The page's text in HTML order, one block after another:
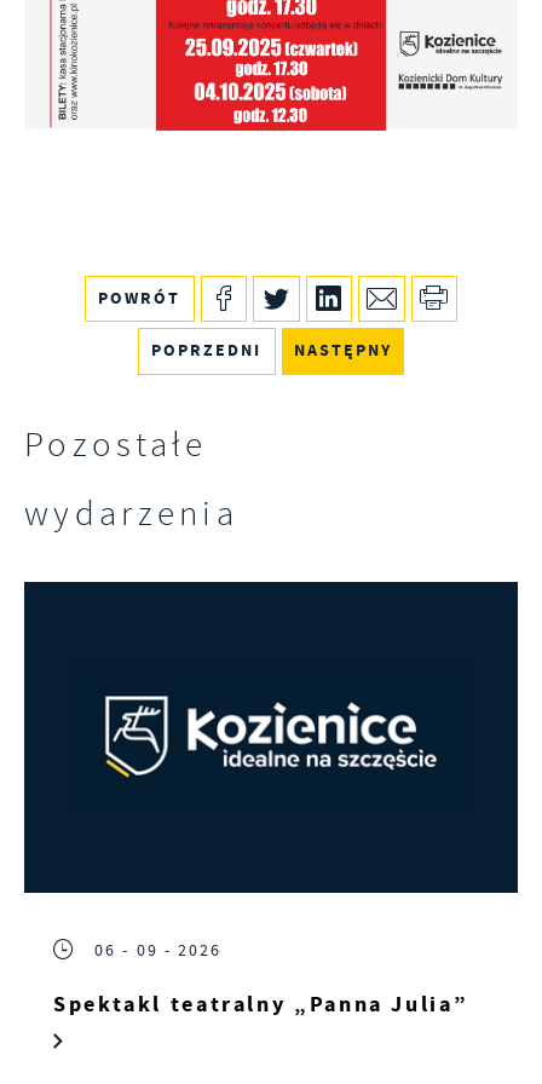
POWRÓT
POPRZEDNI NASTĘPNY
Pozostałe
wydarzenia
06 - 09 - 2026
Spektakl teatralny „Panna Julia”